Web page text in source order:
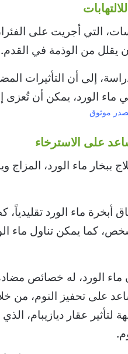
التي أجريت على
يقلل من الوذمة في القدم.
إلى أن التأثيرات
ماء الورد، يمكن أن تُعزى
موثوق
على الاسترخاء
ببخار ماء الورد، المزاج
أبخرة ماء الورد تقليدياً،
كما يمكن تناول ماء
الورد، له خصائص مضادة
على تحفيز النوم، من
لتأثير عقار ديازيبام،